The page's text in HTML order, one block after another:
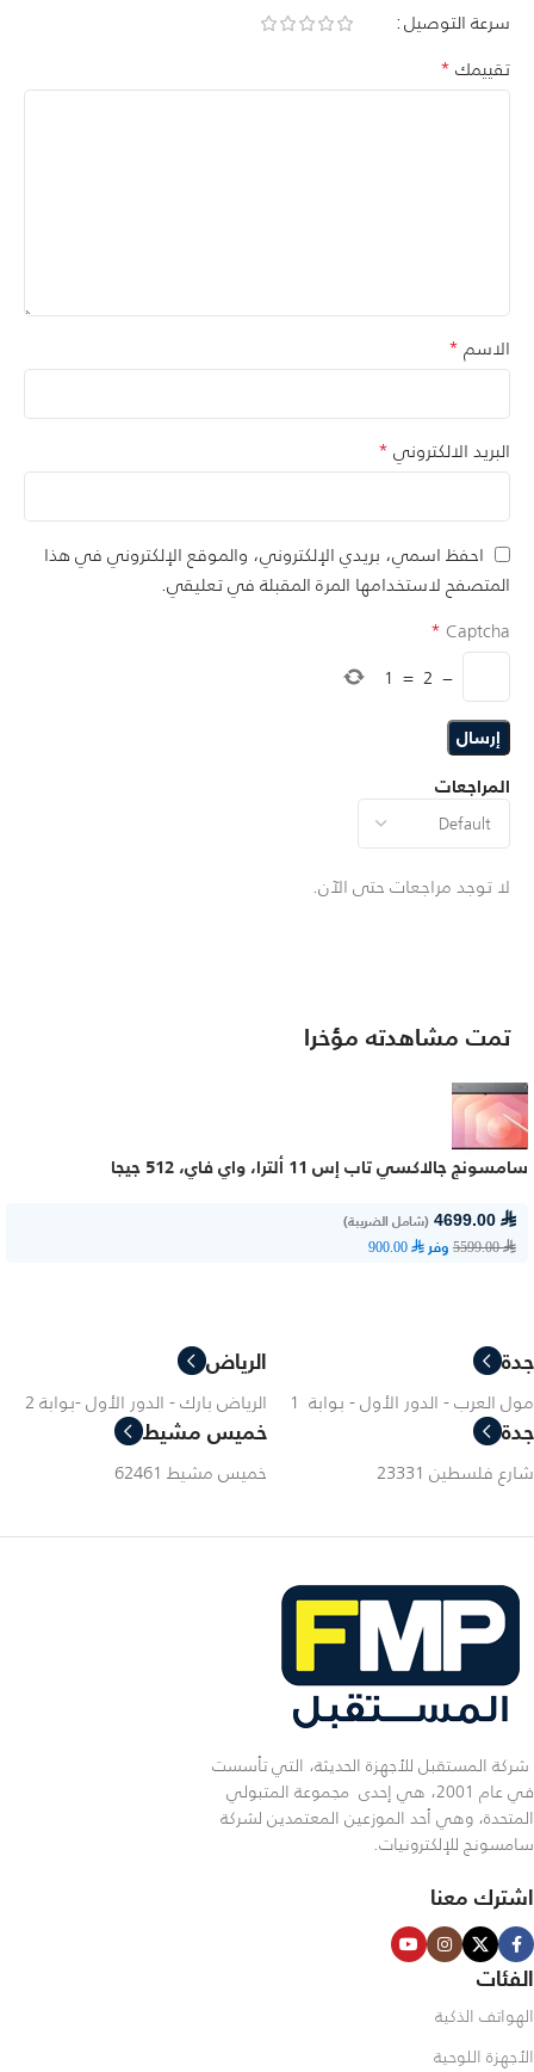
المراجعات
لا توجد مراجعات حتى الآن.
سرعة التوصيل
تقييمك *
الاسم *
البريد الالكتروني *
احفظ اسمي، بريدي الإلكتروني، والموقع الإلكتروني في هذا
المتصفح لاستخدامها المرة المقبلة في تعليقي.
Captcha
*
−
2
=
1
تمت مشاهدته مؤخرا
سامسونج جالاكسي تاب إس 11 ألترا، واي فاي، 512 جيجا
⃁ 4699.00 (شامل الضريبة)
⃁ 5599.00 وفر ⃁ 900.00
جدة
مول العرب - الدور الأول - بوابة 1
الرياض
الرياض بارك - الدور الأول -بوابة 2
جدة
شارع فلسطين 23331
خميس مشيط
خميس مشيط 62461
شركة المستقبل للأجهزة الحديثة، التي تأسست
في عام 2001، هي إحدى مجموعة المتبولي
المتحدة، وهي أحد الموزعين المعتمدين لشركة
سامسونج للإلكترونيات.
اشترك معنا
الفئات
الهواتف الذكية
الأجهزة اللوحية